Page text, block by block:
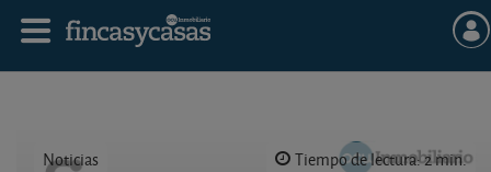
Noticias Tiempo de lectura: 2 min.